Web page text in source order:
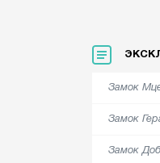
Замок
Замок
Замок